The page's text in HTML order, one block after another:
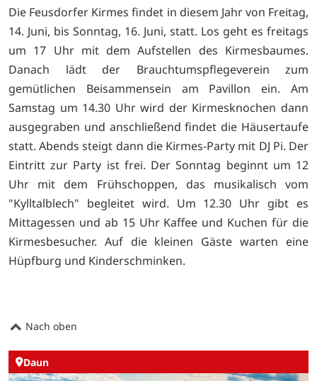
Die Feusdorfer Kirmes findet in diesem Jahr von Freitag,
14. Juni, bis Sonntag, 16. Juni, statt. Los geht es freitags
um 17 Uhr mit dem Aufstellen des Kirmesbaumes.
Danach lädt der Brauchtumspflegeverein zum
gemütlichen Beisammensein am Pavillon ein. Am
Samstag um 14.30 Uhr wird der Kirmesknochen dann
ausgegraben und anschließend findet die Häusertaufe
statt. Abends steigt dann die Kirmes-Party mit DJ Pi. Der
Eintritt zur Party ist frei. Der Sonntag beginnt um 12
Uhr mit dem Frühschoppen, das musikalisch vom
"Kylltalblech" begleitet wird. Um 12.30 Uhr gibt es
Mittagessen und ab 15 Uhr Kaffee und Kuchen für die
Kirmesbesucher. Auf die kleinen Gäste warten eine
Hüpfburg und Kinderschminken.
Nach oben
Daun